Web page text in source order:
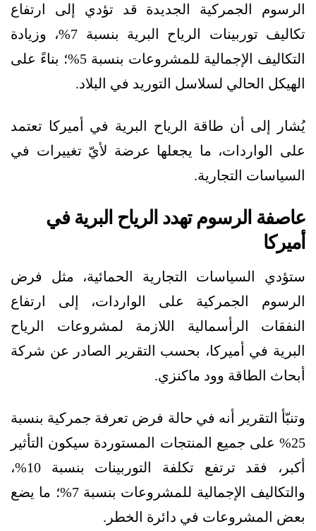
الرسوم الجمركية الجديدة قد تؤدي إلى ارتفاع
تكاليف توربينات الرياح البرية بنسبة 7%، وزيادة
التكاليف الإجمالية للمشروعات بنسبة 5%؛ بناءً على
الهيكل الحالي لسلاسل التوريد في البلاد.
يُشار إلى أن طاقة الرياح البرية في أميركا تعتمد
على الواردات، ما يجعلها عرضة لأيّ تغييرات في
السياسات التجارية.
عاصفة الرسوم تهدد الرياح البرية في
أميركا
ستؤدي السياسات التجارية الحمائية، مثل فرض
الرسوم الجمركية على الواردات، إلى ارتفاع
النفقات الرأسمالية اللازمة لمشروعات الرياح
البرية في أميركا، بحسب التقرير الصادر عن شركة
أبحاث الطاقة وود ماكنزي.
وتنبّأ التقرير أنه في حالة فرض تعرفة جمركية بنسبة
25% على جميع المنتجات المستوردة سيكون التأثير
أكبر، فقد ترتفع تكلفة التوربينات بنسبة 10%،
والتكاليف الإجمالية للمشروعات بنسبة 7%؛ ما يضع
بعض المشروعات في دائرة الخطر.